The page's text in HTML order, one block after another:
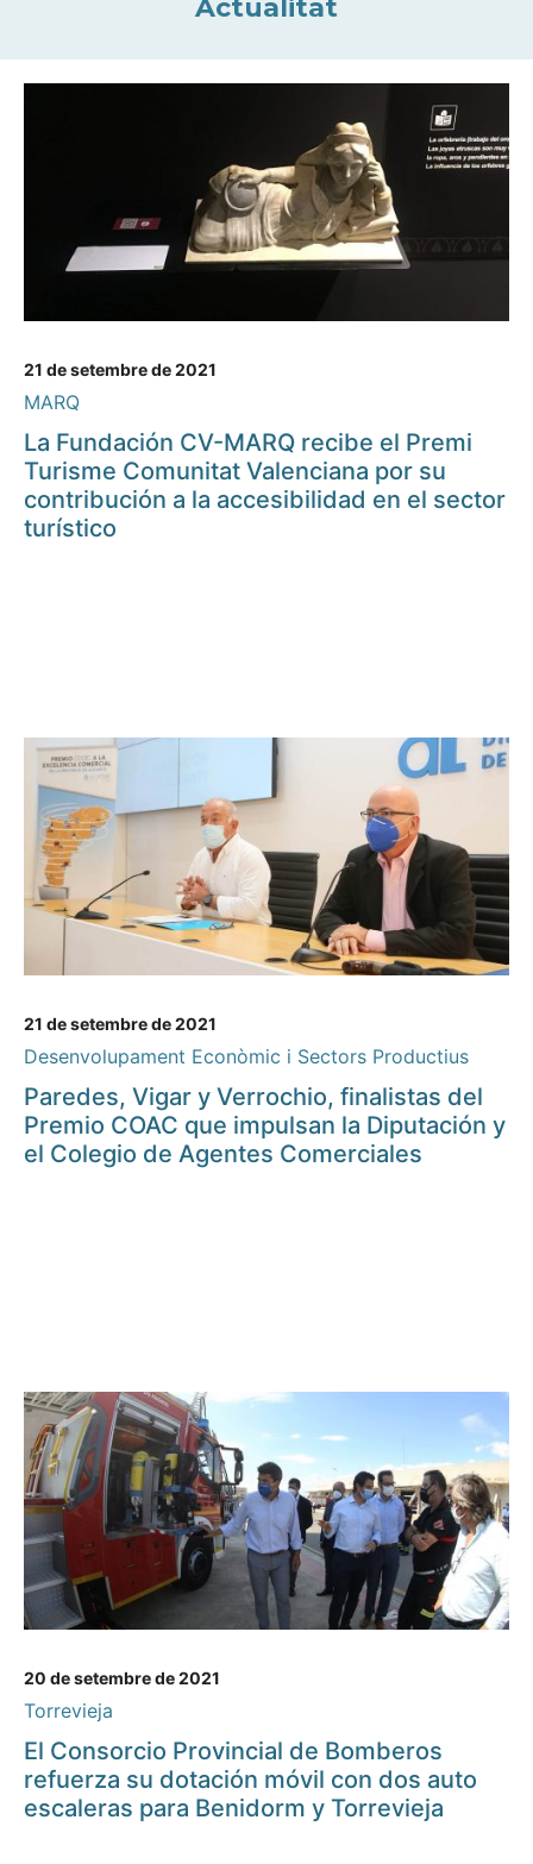
Actualitat
21 de setembre de 2021
MARQ
La Fundación CV-MARQ recibe el Premi
Turisme Comunitat Valenciana por su
contribución a la accesibilidad en el sector
turístico
21 de setembre de 2021
Desenvolupament Econòmic i Sectors Productius
Paredes, Vigar y Verrochio, finalistas del
Premio COAC que impulsan la Diputación y
el Colegio de Agentes Comerciales
20 de setembre de 2021
Torrevieja
El Consorcio Provincial de Bomberos
refuerza su dotación móvil con dos auto
escaleras para Benidorm y Torrevieja